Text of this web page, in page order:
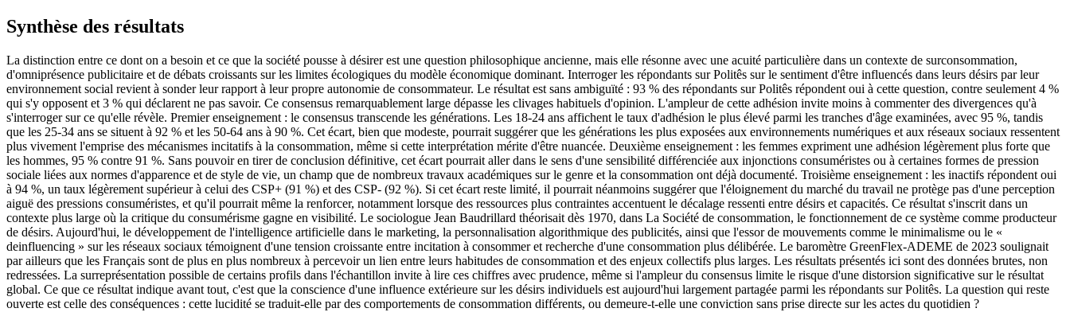
Synthèse des résultats
La distinction entre ce dont on a besoin et ce que la société pousse à désirer est une question philosophique ancienne, mais elle résonne avec une acuité particulière dans un contexte de surconsommation,
d'omniprésence publicitaire et de débats croissants sur les limites écologiques du modèle économique dominant. Interroger les répondants sur Politês sur le sentiment d'être influencés dans leurs désirs par leur
environnement social revient à sonder leur rapport à leur propre autonomie de consommateur. Le résultat est sans ambiguïté : 93 % des répondants sur Politês répondent oui à cette question, contre seulement 4 %
qui s'y opposent et 3 % qui déclarent ne pas savoir. Ce consensus remarquablement large dépasse les clivages habituels d'opinion. L'ampleur de cette adhésion invite moins à commenter des divergences qu'à
s'interroger sur ce qu'elle révèle. Premier enseignement : le consensus transcende les générations. Les 18-24 ans affichent le taux d'adhésion le plus élevé parmi les tranches d'âge examinées, avec 95 %, tandis
que les 25-34 ans se situent à 92 % et les 50-64 ans à 90 %. Cet écart, bien que modeste, pourrait suggérer que les générations les plus exposées aux environnements numériques et aux réseaux sociaux ressentent
plus vivement l'emprise des mécanismes incitatifs à la consommation, même si cette interprétation mérite d'être nuancée. Deuxième enseignement : les femmes expriment une adhésion légèrement plus forte que
les hommes, 95 % contre 91 %. Sans pouvoir en tirer de conclusion définitive, cet écart pourrait aller dans le sens d'une sensibilité différenciée aux injonctions consuméristes ou à certaines formes de pression
sociale liées aux normes d'apparence et de style de vie, un champ que de nombreux travaux académiques sur le genre et la consommation ont déjà documenté. Troisième enseignement : les inactifs répondent oui
à 94 %, un taux légèrement supérieur à celui des CSP+ (91 %) et des CSP- (92 %). Si cet écart reste limité, il pourrait néanmoins suggérer que l'éloignement du marché du travail ne protège pas d'une perception
aiguë des pressions consuméristes, et qu'il pourrait même la renforcer, notamment lorsque des ressources plus contraintes accentuent le décalage ressenti entre désirs et capacités. Ce résultat s'inscrit dans un
contexte plus large où la critique du consumérisme gagne en visibilité. Le sociologue Jean Baudrillard théorisait dès 1970, dans La Société de consommation, le fonctionnement de ce système comme producteur
de désirs. Aujourd'hui, le développement de l'intelligence artificielle dans le marketing, la personnalisation algorithmique des publicités, ainsi que l'essor de mouvements comme le minimalisme ou le «
deinfluencing » sur les réseaux sociaux témoignent d'une tension croissante entre incitation à consommer et recherche d'une consommation plus délibérée. Le baromètre GreenFlex-ADEME de 2023 soulignait
par ailleurs que les Français sont de plus en plus nombreux à percevoir un lien entre leurs habitudes de consommation et des enjeux collectifs plus larges. Les résultats présentés ici sont des données brutes, non
redressées. La surreprésentation possible de certains profils dans l'échantillon invite à lire ces chiffres avec prudence, même si l'ampleur du consensus limite le risque d'une distorsion significative sur le résultat
global. Ce que ce résultat indique avant tout, c'est que la conscience d'une influence extérieure sur les désirs individuels est aujourd'hui largement partagée parmi les répondants sur Politês. La question qui reste
ouverte est celle des conséquences : cette lucidité se traduit-elle par des comportements de consommation différents, ou demeure-t-elle une conviction sans prise directe sur les actes du quotidien ?